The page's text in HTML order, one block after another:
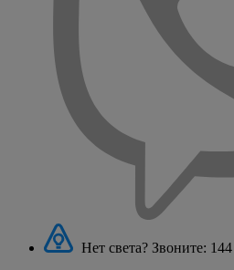
Нет света? Звоните: 144